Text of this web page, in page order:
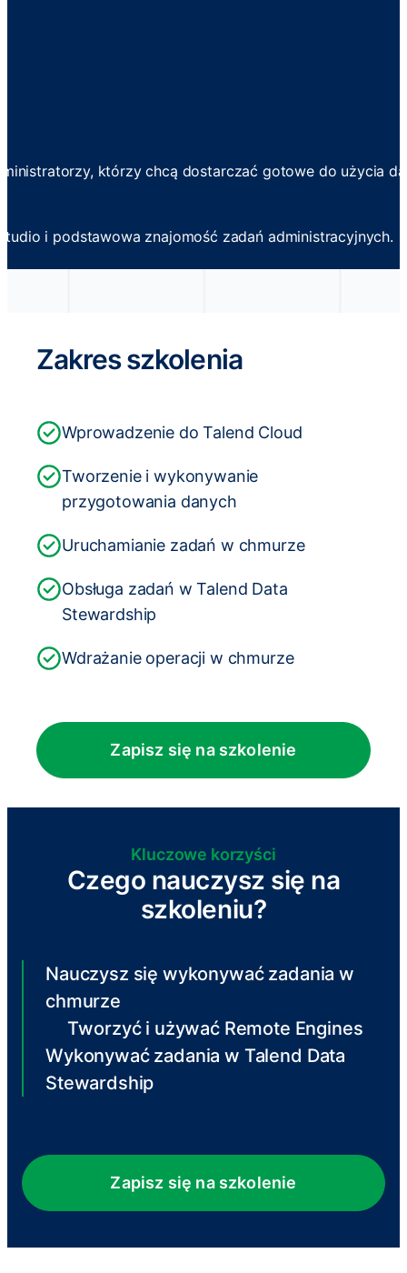
którzy chcą dostarczać gotowe do użycia
i podstawowa znajomość zadań administracyjnych.
Zakres szkolenia
Wprowadzenie do Talend Cloud
Tworzenie i wykonywanie
przygotowania danych
Uruchamianie zadań w chmurze
Obsługa zadań w Talend Data
Stewardship
Wdrażanie operacji w chmurze
Zapisz się na szkolenie
Kluczowe korzyści
Czego nauczysz się na
szkoleniu?
Nauczysz się wykonywać zadania w
chmurze
Tworzyć i używać Remote Engines
Wykonywać zadania w Talend Data
Stewardship
Zapisz się na szkolenie